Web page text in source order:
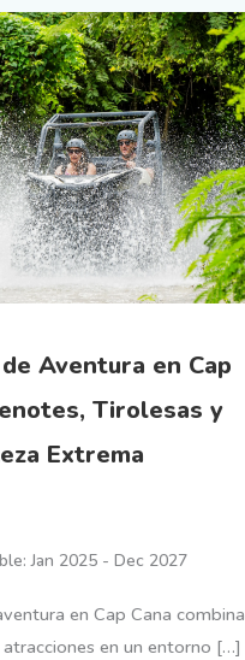
Aventura en Cap
Tirolesas y
Extrema
Jan 2025 - Dec 2027
en Cap Cana combina
en un entorno […]